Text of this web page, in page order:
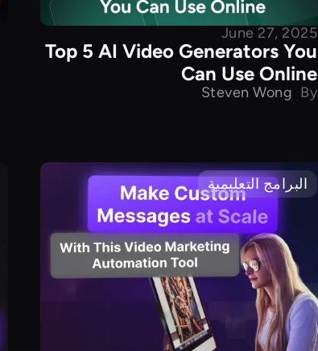
June 27, 2025
Top 5 AI Video Generators You
Can Use Online
By
Steven Wong
البرامج التعليمية